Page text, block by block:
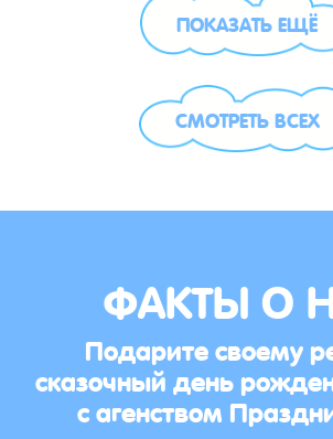
ПОКАЗАТЬ ЕЩЁ
СМОТРЕТЬ ВСЕХ
ФАКТЫ О
Подарите своему
сказочный день
с агенством